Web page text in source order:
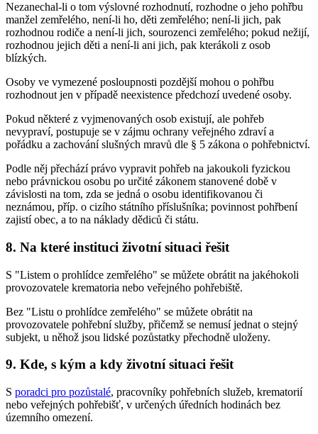
Nezanechal-li o tom výslovné rozhodnutí, rozhodne o jeho pohřbu
manžel zemřelého, není-li ho, děti zemřelého; není-li jich, pak
rozhodnou rodiče a není-li jich, sourozenci zemřelého; pokud nežijí,
rozhodnou jejich děti a není-li ani jich, pak kterákoli z osob
blízkých.
Osoby ve vymezené posloupnosti pozdější mohou o pohřbu
rozhodnout jen v případě neexistence předchozí uvedené osoby.
Pokud některé z vyjmenovaných osob existují, ale pohřeb
nevypraví, postupuje se v zájmu ochrany veřejného zdraví a
pořádku a zachování slušných mravů dle § 5 zákona o pohřebnictví.
Podle něj přechází právo vypravit pohřeb na jakoukoli fyzickou
nebo právnickou osobu po určité zákonem stanovené době v
závislosti na tom, zda se jedná o osobu identifikovanou či
neznámou, příp. o cizího státního příslušníka; povinnost pohřbení
zajistí obec, a to na náklady dědiců či státu.
8. Na které instituci životní situaci řešit
S "Listem o prohlídce zemřelého" se můžete obrátit na jakéhokoli
provozovatele krematoria nebo veřejného pohřebiště.
Bez "Listu o prohlídce zemřelého" se můžete obrátit na
provozovatele pohřební služby, přičemž se nemusí jednat o stejný
subjekt, u něhož jsou lidské pozůstatky přechodně uloženy.
9. Kde, s kým a kdy životní situaci řešit
S poradci pro pozůstalé, pracovníky pohřebních služeb, krematorií
nebo veřejných pohřebišť, v určených úředních hodinách bez
územního omezení.